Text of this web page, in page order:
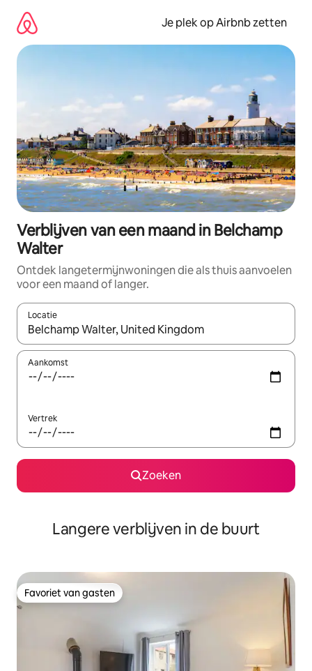
direct
naar
inhoud
Je plek op Airbnb zetten
Verblijven van een maand in Belchamp
Walter
Ontdek langetermijnwoningen die als thuis aanvoelen
voor een maand of langer.
Locatie
Wanneer er resultaten beschikbaar zijn, maak je een keuze
Aankomst
Vertrek
Zoeken
Langere verblijven in de buurt
Favoriet van gasten
Favoriet van gasten